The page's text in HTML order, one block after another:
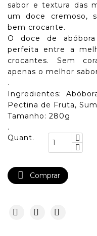
sabor e textura das
um doce cremoso,
bem crocante.
O doce de
perfeita entre a
crocantes. Sem
apenas o melhor
.
Ingredientes:
Pectina de Fruta,
Tamanho: 280g
.
Quant.
 Comprar